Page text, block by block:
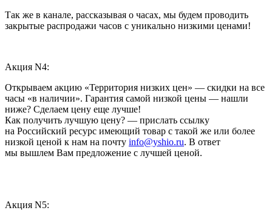
Так же в канале, рассказывая о часах, мы будем проводить
закрытые распродажи часов с уникально низкими ценами!
Акция N4:
Открываем акцию «Территория низких цен» — скидки на все
часы «в наличии». Гарантия самой низкой цены — нашли
ниже? Сделаем цену еще лучше!
Как получить лучшую цену? — прислать ссылку
на Российский ресурс имеющий товар с такой же или более
низкой ценой к нам на почту info@yshio.ru. В ответ
мы вышлем Вам предложение с лучшей ценой.
Акция N5: